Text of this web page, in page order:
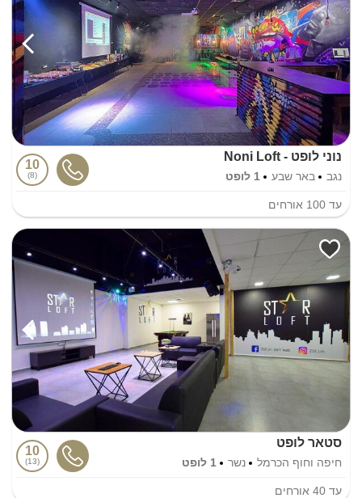
נוני לופט - Noni Loft
נגב באר שבע 1 לופט
10
8
עד 100 אורחים
סטאר לופט
חיפה וחוף הכרמל נשר 1 לופט
10
13
עד 40 אורחים